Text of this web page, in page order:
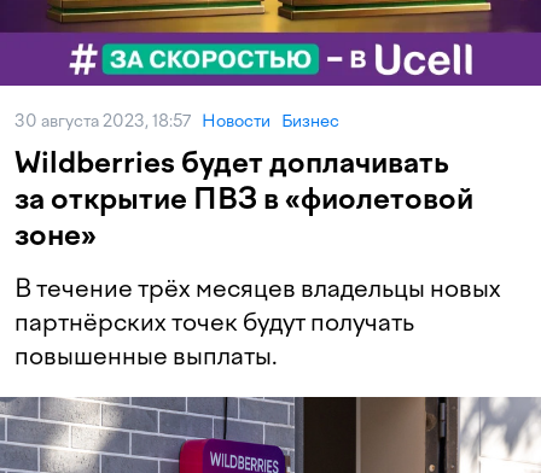
30 августа 2023, 18:57 Новости Бизнес
Wildberries будет доплачивать
за открытие ПВЗ в «фиолетовой
зоне»
В течение трёх месяцев владельцы новых
партнёрских точек будут получать
повышенные выплаты.